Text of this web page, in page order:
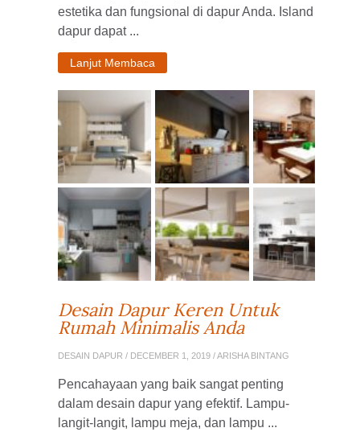
estetika dan fungsional di dapur Anda. Island
dapur dapat ...
Lanjut Membaca
Desain Dapur Keren Untuk
Rumah Minimalis Anda
DESAIN DAPUR / DECEMBER 1, 2019 / ARISHA BINTANG
Pencahayaan yang baik sangat penting
dalam desain dapur yang efektif. Lampu-
langit-langit, lampu meja, dan lampu ...